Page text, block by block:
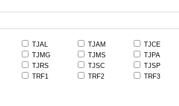
TJAL TJAM
TJCE
TJMG TJMS
TJPA
TJRS TJSC
TJSP
TRF1 TRF2
TRF3